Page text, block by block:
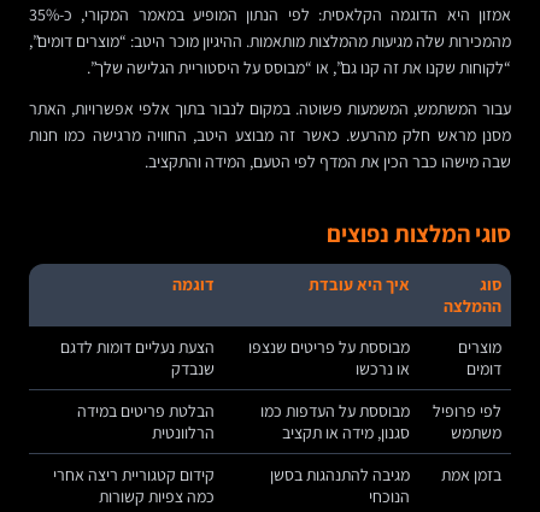
אמזון היא הדוגמה הקלאסית: לפי הנתון המופיע במאמר המקורי, כ-35%
מהמכירות שלה מגיעות מהמלצות מותאמות. ההיגיון מוכר היטב: “מוצרים דומים”,
“לקוחות שקנו את זה קנו גם”, או “מבוסס על היסטוריית הגלישה שלך”.
עבור המשתמש, המשמעות פשוטה. במקום לנבור בתוך אלפי אפשרויות, האתר
מסנן מראש חלק מהרעש. כאשר זה מבוצע היטב, החוויה מרגישה כמו חנות
שבה מישהו כבר הכין את המדף לפי הטעם, המידה והתקציב.
סוגי המלצות נפוצים
סוג
ההמלצה
איך היא עובדת דוגמה
מוצרים
דומים
מבוססת על פריטים שנצפו
או נרכשו
הצעת נעליים דומות לדגם
שנבדק
לפי פרופיל
משתמש
מבוססת על העדפות כמו
סגנון, מידה או תקציב
הבלטת פריטים במידה
הרלוונטית
בזמן אמת
מגיבה להתנהגות בסשן
הנוכחי
קידום קטגוריית ריצה אחרי
כמה צפיות קשורות